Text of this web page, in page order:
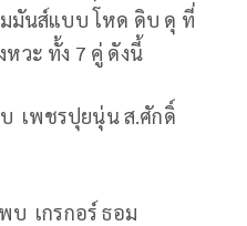
มันส์แบบ โหด ดิบ ดุ ที่
หวะ ทั้ง 7 คู่ ดังนี้
เพชรปุยนุ่น ส.ศักดิ์
เกรกอร์ ธอม